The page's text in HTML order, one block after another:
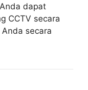
dapat
CCTV secara
secara